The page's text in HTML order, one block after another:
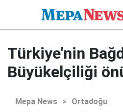
Türkiye'nin
Büyükelçiliği
Mepa News > Ortadoğu